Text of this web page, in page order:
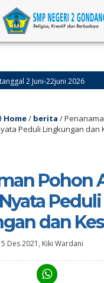
22juni 2026 5
Home/ berita /
Peduli Lingkungan dan
Pohon
Peduli
dan
Des 2021 , Kiki Wardani